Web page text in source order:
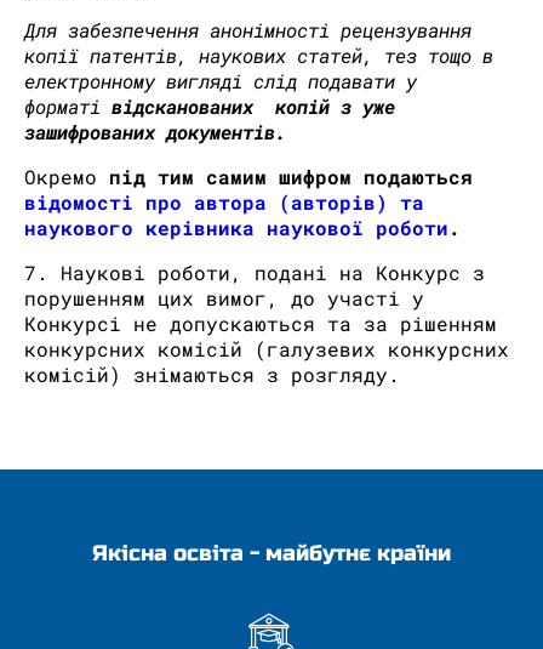
Для забезпечення анонімності рецензування
копії патентів, наукових статей, тез тощо в
електронному вигляді слід подавати у
форматі відсканованих копій з уже
зашифрованих документів.
Окремо під тим самим шифром подаються
відомості про автора (авторів) та
наукового керівника наукової роботи.
7. Наукові роботи, подані на Конкурс з
порушенням цих вимог, до участі у
Конкурсі не допускаються та за рішенням
конкурсних комісій (галузевих конкурсних
комісій) знімаються з розгляду.
Якісна освіта - майбутнє країни